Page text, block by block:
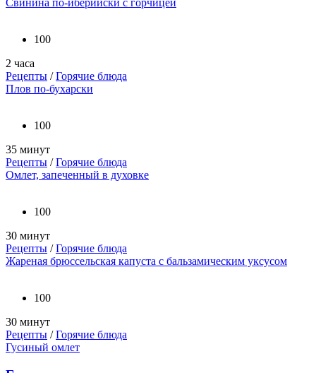
Свинина по-иберийски с горчицей
100
2 часа
Рецепты /Горячие блюда
Плов по-бухарски
100
35 минут
Рецепты /Горячие блюда
Омлет, запеченный в духовке
100
30 минут
Рецепты /Горячие блюда
Жареная брюссельская капуста с бальзамическим уксусом
100
30 минут
Рецепты /Горячие блюда
Гусиный омлет